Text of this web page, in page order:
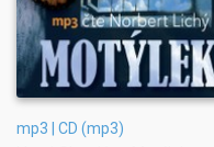
mp3 | CD (mp3)